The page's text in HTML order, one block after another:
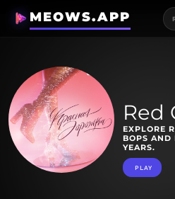
MEOWS.APP
Red
EXPLORE
BOPS AND
YEARS.
PLAY